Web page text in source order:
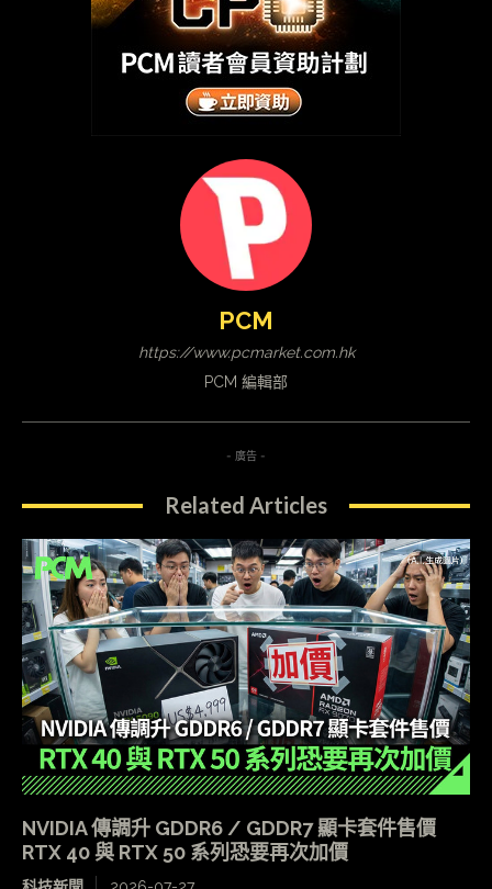
PCM
https://www.pcmarket.com.hk
PCM 編輯部
- 廣告 -
Related Articles
NVIDIA 傳調升 GDDR6 / GDDR7 顯卡套件售價
RTX 40 與 RTX 50 系列恐要再次加價